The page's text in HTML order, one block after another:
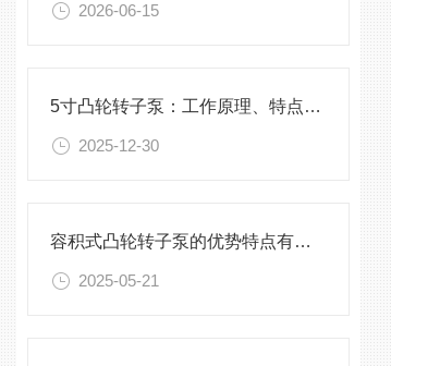
2026-06-15
5寸凸轮转子泵：工作原理、特点与维护指南
2025-12-30
容积式凸轮转子泵的优势特点有哪些？
2025-05-21